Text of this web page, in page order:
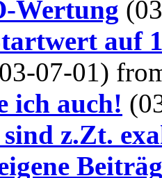
Wertung
auf
07-01)
ich auch!
sind z.Zt.